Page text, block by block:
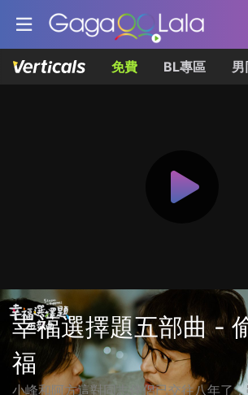
免費 BL專區
幸福選擇題五部曲 -
福
小峰和阿方這對同志伴侶已交往八年了